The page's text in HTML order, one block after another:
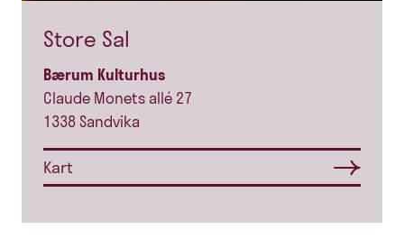
Store Sal
Bærum Kulturhus
Claude Monets allé 27
1338 Sandvika
Kart